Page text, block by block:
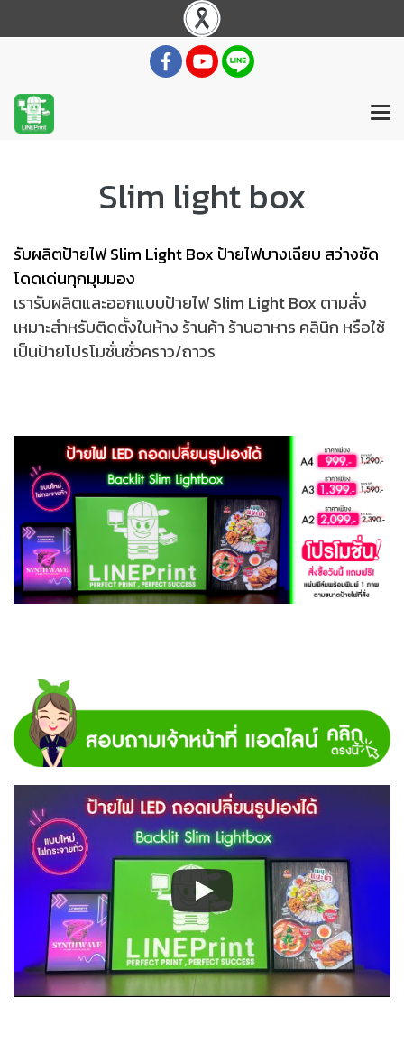
Slim light box
รับผลิตป้ายไฟ Slim Light Box ป้ายไฟบางเฉียบ สว่างชัด
โดดเด่นทุกมุมมอง
เรารับผลิตและออกแบบป้ายไฟ Slim Light Box ตามสั่ง
เหมาะสำหรับติดตั้งในห้าง ร้านค้า ร้านอาหาร คลินิก หรือใช้
เป็นป้ายโปรโมชั่นชั่วคราว/ถาวร